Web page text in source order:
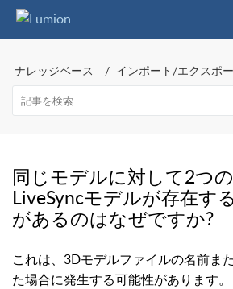
ナレッジベース インポート/エクスポ
同じモデルに対して2つの
LiveSyncモデルが存在す
があるのはなぜですか?
これは、3Dモデルファイルの名前ま
た場合に発生する可能性があります。